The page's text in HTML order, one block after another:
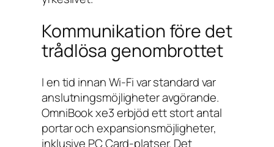
Kommunikation före det
trådlösa genombrottet
I en tid innan Wi-Fi var standard var
anslutningsmöjligheter avgörande.
OmniBook xe3 erbjöd ett stort antal
portar och expansionsmöjligheter,
inklusive PC Card-platser. Det